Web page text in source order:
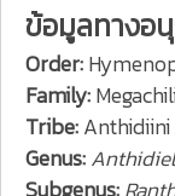
ข้อมูลทางอ
Order:
Family:
Tribe:Anthidiini
Genus:
Subgenus: